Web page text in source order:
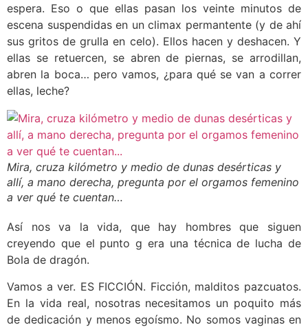
espera. Eso o que ellas pasan los veinte minutos de
escena suspendidas en un climax permantente (y de ahí
sus gritos de grulla en celo). Ellos hacen y deshacen. Y
ellas se retuercen, se abren de piernas, se arrodillan,
abren la boca… pero vamos, ¿para qué se van a correr
ellas, leche?
Mira, cruza kilómetro y medio de dunas desérticas y
allí, a mano derecha, pregunta por el orgamos femenino
a ver qué te cuentan…
Así nos va la vida, que hay hombres que siguen
creyendo que el punto g era una técnica de lucha de
Bola de dragón.
Vamos a ver. ES FICCIÓN. Ficción, malditos pazcuatos.
En la vida real, nosotras necesitamos un poquito más
de dedicación y menos egoísmo. No somos vaginas en